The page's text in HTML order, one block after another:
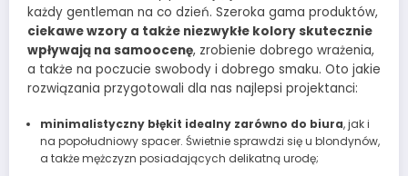
każdy gentleman na co dzień. Szeroka gama produktów,
ciekawe wzory a także niezwykłe kolory skutecznie
wpływają na samoocenę, zrobienie dobrego wrażenia,
a także na poczucie swobody i dobrego smaku. Oto jakie
rozwiązania przygotowali dla nas najlepsi projektanci:
minimalistyczny błękit idealny zarówno do biura, jak i
na popołudniowy spacer. Świetnie sprawdzi się u blondynów,
a także mężczyzn posiadających delikatną urodę;